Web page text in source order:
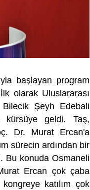
başlayan program
olarak Uluslararası
Şeyh Edebali
geldi. Taş,
Dr. Murat Ercan'a
sürecin ardından bir
Bu konuda Osmaneli
Ercan çok çaba
katılım çok